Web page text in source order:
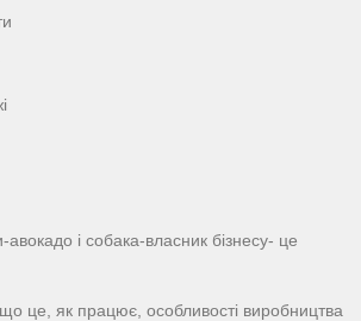
авокадо і собака-власник бізнесу- це
це, як працює, особливості виробництва